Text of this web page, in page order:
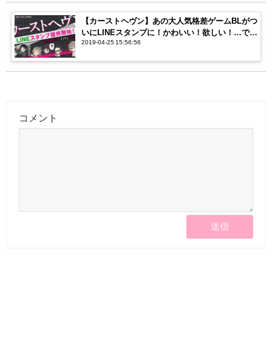
【カーストヘヴン】あの大人気格差ゲームBLがつ
いにLINEスタンプに！かわいい！欲しい！…でも
誰に送れば…？
2019-04-25 15:56:56
コメント